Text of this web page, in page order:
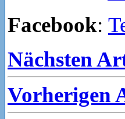
Facebook:
Nächsten
Vorherigen